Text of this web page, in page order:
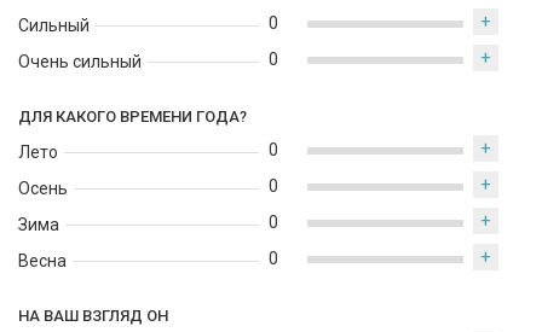
Сильный
Очень сильный
0 +
0 +
ДЛЯ КАКОГО ВРЕМЕНИ ГОДА?
Лето
Осень
Зима
Весна
0 +
0 +
0 +
0 +
НА ВАШ ВЗГЛЯД ОН